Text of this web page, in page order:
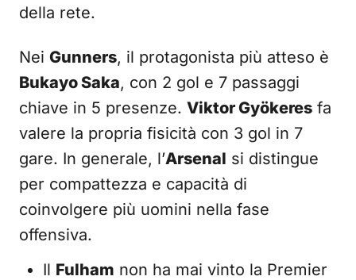
della rete.
Nei Gunners, il protagonista più atteso è
Bukayo Saka, con 2 gol e 7 passaggi
chiave in 5 presenze. Viktor Gyökeres fa
valere la propria fisicità con 3 gol in 7
gare. In generale, l’Arsenal si distingue
per compattezza e capacità di
coinvolgere più uomini nella fase
offensiva.
Il Fulham non ha mai vinto la Premier